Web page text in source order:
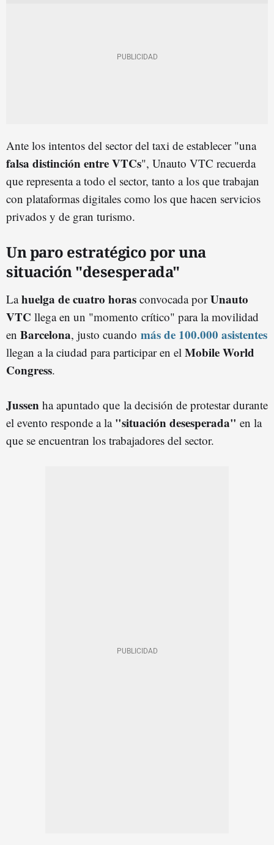
Ante los intentos del sector del taxi de establecer "una
falsa distinción entre VTCs", Unauto VTC recuerda
que representa a todo el sector, tanto a los que trabajan
con plataformas digitales como los que hacen servicios
privados y de gran turismo.
Un paro estratégico por una
situación "desesperada"
Lahuelga de cuatro horas convocada porUnauto
VTC llega en un "momento crítico" para la movilidad
en Barcelona, justo cuando más de 100.000 asistentes
llegan a la ciudad para participar en el Mobile World
Congress.
Jussen ha apuntado que la decisión de protestar durante
el evento responde a la "situación desesperada" en la
que se encuentran los trabajadores del sector.